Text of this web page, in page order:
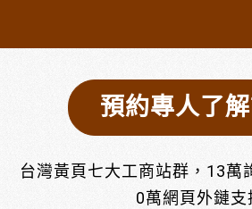
預約專人了
台灣黃頁七大工商站群，13萬
0萬網頁外鏈支